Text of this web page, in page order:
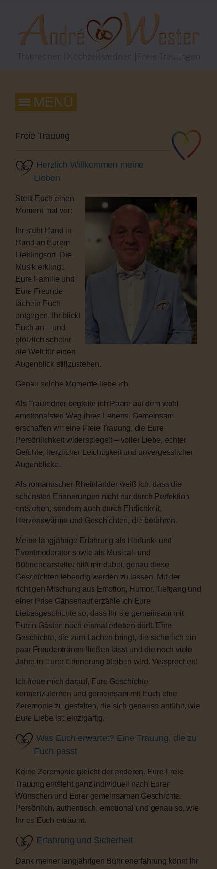
Freie Trauung
Herzlich Willkommen meine
Lieben
Stellt Euch einen
Moment mal vor:
Ihr steht Hand in
Hand an Eurem
Lieblingsort. Die
Musik erklingt.
Eure Familie und
Eure Freunde
lächeln Euch
entgegen. Ihr blickt
Euch an – und
plötzlich scheint
die Welt für einen
Augenblick stillzustehen.
Genau solche Momente liebe ich.
Als Trauredner begleite ich Paare auf dem wohl
emotionalsten Weg ihres Lebens. Gemeinsam
erschaffen wir eine Freie Trauung, die Eure
Persönlichkeit widerspiegelt – voller Liebe, echter
Gefühle, herzlicher Leichtigkeit und unvergesslicher
Augenblicke.
Als romantischer Rheinländer weiß ich, dass die
schönsten Erinnerungen nicht nur durch Perfektion
entstehen, sondern auch durch Ehrlichkeit,
Herzenswärme und Geschichten, die berühren.
Meine langjährige Erfahrung als Hörfunk- und
Eventmoderator sowie als Musical- und
Bühnendarsteller hilft mir dabei, genau diese
Geschichten lebendig werden zu lassen. Mit der
richtigen Mischung aus Emotion, Humor, Tiefgang und
einer Prise Gänsehaut erzähle ich Eure
Liebesgeschichte so, dass Ihr sie gemeinsam mit
Euren Gästen noch einmal erleben dürft. Eine
Geschichte, die zum Lachen bringt, die sicherlich ein
paar Freudentränen fließen lässt und die noch viele
Jahre in Eurer Erinnerung bleiben wird. Versprochen!
Ich freue mich darauf, Eure Geschichte
kennenzulernen und gemeinsam mit Euch eine
Zeremonie zu gestalten, die sich genauso anfühlt, wie
Eure Liebe ist: einzigartig.
Was Euch erwartet? Eine Trauung, die zu
Euch passt
Keine Zeremonie gleicht der anderen. Eure Freie
Trauung entsteht ganz individuell nach Euren
Wünschen und Eurer gemeinsamen Geschichte.
Persönlich, authentisch, emotional und genau so, wie
Ihr es Euch erträumt.
Erfahrung und Sicherheit
Dank meiner langjährigen Bühnenerfahrung könnt Ihr